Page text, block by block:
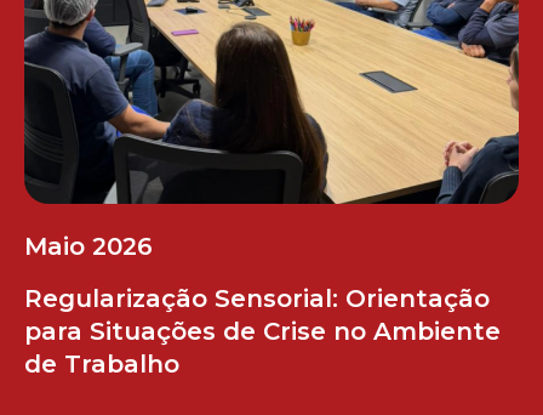
Maio 2026
Regularização Sensorial: Orientação
para Situações de Crise no Ambiente
de Trabalho